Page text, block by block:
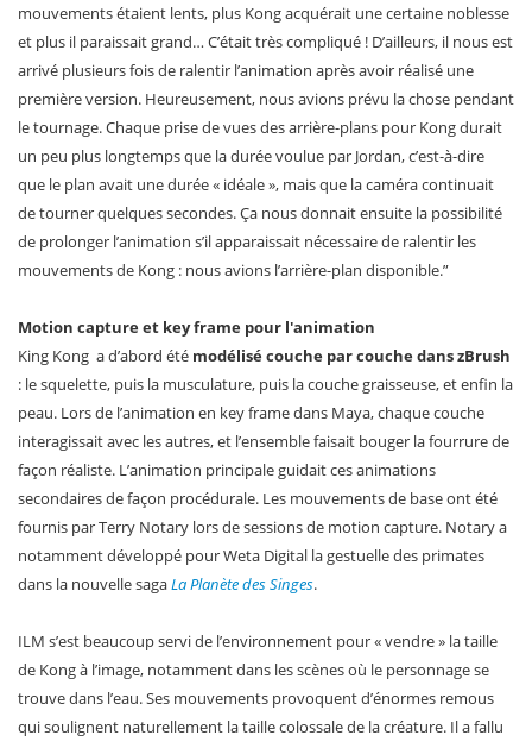
mouvements étaient lents, plus Kong acquérait une certaine noblesse
et plus il paraissait grand… C’était très compliqué ! D’ailleurs, il nous est
arrivé plusieurs fois de ralentir l’animation après avoir réalisé une
première version. Heureusement, nous avions prévu la chose pendant
le tournage. Chaque prise de vues des arrière-plans pour Kong durait
un peu plus longtemps que la durée voulue par Jordan, c’est-à-dire
que le plan avait une durée « idéale », mais que la caméra continuait
de tourner quelques secondes. Ça nous donnait ensuite la possibilité
de prolonger l’animation s’il apparaissait nécessaire de ralentir les
mouvements de Kong : nous avions l’arrière-plan disponible.”
Motion capture et key frame pour l'animation
King Kong a d’abord été modélisé couche par couche dans zBrush
: le squelette, puis la musculature, puis la couche graisseuse, et enfin la
peau. Lors de l’animation en key frame dans Maya, chaque couche
interagissait avec les autres, et l’ensemble faisait bouger la fourrure de
façon réaliste. L’animation principale guidait ces animations
secondaires de façon procédurale. Les mouvements de base ont été
fournis par Terry Notary lors de sessions de motion capture. Notary a
notamment développé pour Weta Digital la gestuelle des primates
dans la nouvelle sagaLa Planète des Singes.
ILM s’est beaucoup servi de l’environnement pour « vendre » la taille
de Kong à l’image, notamment dans les scènes où le personnage se
trouve dans l’eau. Ses mouvements provoquent d’énormes remous
qui soulignent naturellement la taille colossale de la créature. Il a fallu